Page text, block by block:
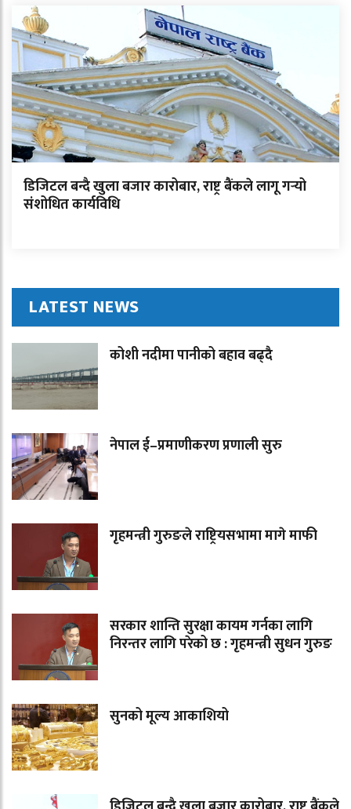
डिजिटल बन्दै खुला बजार कारोबार, राष्ट्र बैंकले लागू गर्‍यो
संशोधित कार्यविधि
LATEST NEWS
कोशी नदीमा पानीको बहाव बढ्दै
नेपाल ई–प्रमाणीकरण प्रणाली सुरु
गृहमन्त्री गुरुङले राष्ट्रियसभामा मागे माफी
सरकार शान्ति सुरक्षा कायम गर्नका लागि
निरन्तर लागि परेको छ : गृहमन्त्री सुधन गुरुङ
सुनको मूल्य आकाशियो